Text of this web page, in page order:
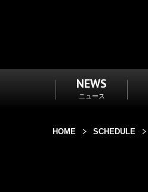
NEWS
ニュース
HOME SCHEDULE